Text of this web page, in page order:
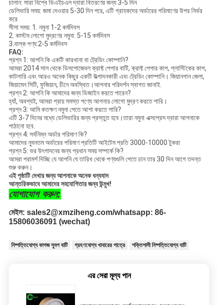
চালান: সারা বিশ্বে ডিএইচএল দ্বারা বিতরণের জন্য 3-5 দিন
ডেলিভারি সময়: জমা দেওয়ার 5-30 দিন পরে, এটি গ্রাহকদের অর্ডারের পরিমাণের উপর নির্ভর
করে
সীসা সময়: 1. নমুনা 1-2 কর্মদিবস
2. কাস্টম লোগো মুদ্রণের নমুনা: 5-15 কর্মদিবস
3.বাল্ক পণ্য:2-5 কর্মদিবস
FAQ:
প্রশ্ন 1: আপনি কি একটি কারখানা বা ট্রেডিং কোম্পানি?
আমরা 2014 সাল থেকে ডিসপোজেবল ক্রাফ্ট পেপার বাটি, ক্রাফ্ট পেপার কাপ, প্লাস্টিকের কাপ,
কাটলারি এবং আরও অনেক কিছুর একটি উত্পাদনকারী এবং ট্রেডিং কোম্পানি। জিয়ানগান জেলা,
জিয়ামেন সিটি, ফুজিয়ান, চীনে অবস্থিত।আপনার পরিদর্শন স্বাগত জানাই.
প্রশ্ন 2: আপনি কি আমাদের জন্য ডিজাইন করতে পারেন?
হ্যাঁ, অবশ্যই, আমরা প্রায় সমস্ত পণ্যে আপনার লোগো মুদ্রণ করতে পারি।
প্রশ্ন 3: আমি কতক্ষণ নমুনা পেতে আশা করতে পারি?
এটি 3-7 দিনের মধ্যে ডেলিভারির জন্য প্রস্তুত হবে।তারা নমুনা এক্সপ্রেস দ্বারা আপনাকে
পাঠানো হবে.
প্রশ্ন 4: সর্বনিম্ন অর্ডার পরিমাণ কি?
আমাদের ন্যূনতম অর্ডারের পরিমাণ প্রতিটি আইটেম প্রতি 3000-10000 টুকরা
প্রশ্ন 5: ভর উৎপাদনের জন্য প্রধান সময় সম্পর্কে কি?
আমরা পরামর্শ দিচ্ছি যে আপনি যে তারিখ থেকে পণ্যগুলি পেতে চান তার 30 দিন আগে তদন্ত
শুরু করুন।
এই পৃষ্ঠাটি দেখার জন্য আপনাকে অনেক ধন্যবাদ
আন্তরিকভাবে আমাদের সহযোগিতার জন্য উন্মুখ!
যোগাযোগ করুন:
মেইল: sales2@xmziheng.com/whatsapp: 86-
15806036091 (wechat)
নিষ্পত্তিযোগ্য কাগজ স্যুপ বাটি গ্রহণযোগ্য খাবারের পাত্রে শক্তিশালী নিষ্পত্তিযোগ্য বাটি
এর সেরা মূল্য পান